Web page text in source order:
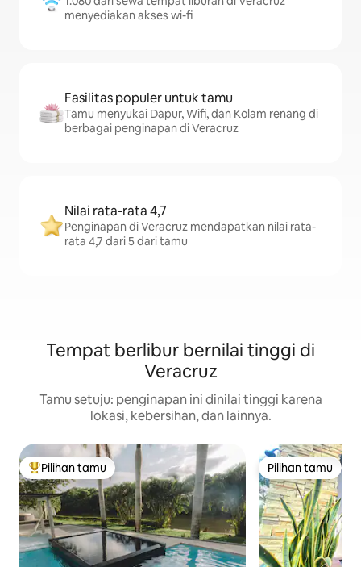
menyediakan akses wi-fi
Fasilitas populer untuk tamu
Tamu menyukai Dapur, Wifi, dan Kolam renang di
berbagai penginapan di Veracruz
Nilai rata-rata 4,7
Penginapan di Veracruz mendapatkan nilai rata-
rata 4,7 dari 5 dari tamu
Tempat berlibur bernilai tinggi di
Veracruz
Tamu setuju: penginapan ini dinilai tinggi karena
lokasi, kebersihan, dan lainnya.
Pilihan tamu terpopuler
Pilihan tamu Pilihan tamu
Pilihan tamu